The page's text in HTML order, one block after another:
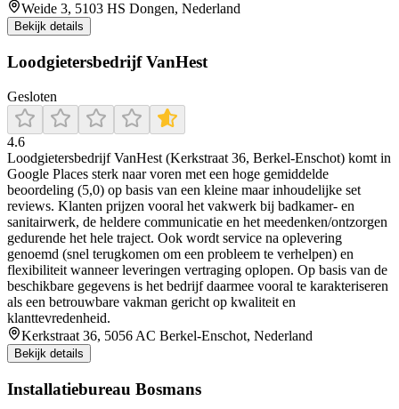
Weide 3, 5103 HS Dongen, Nederland
Bekijk details
Loodgietersbedrijf VanHest
Gesloten
4.6
Loodgietersbedrijf VanHest (Kerkstraat 36, Berkel-Enschot) komt in
Google Places sterk naar voren met een hoge gemiddelde
beoordeling (5,0) op basis van een kleine maar inhoudelijke set
reviews. Klanten prijzen vooral het vakwerk bij badkamer- en
sanitairwerk, de heldere communicatie en het meedenken/ontzorgen
gedurende het hele traject. Ook wordt service na oplevering
genoemd (snel terugkomen om een probleem te verhelpen) en
flexibiliteit wanneer leveringen vertraging oplopen. Op basis van de
beschikbare gegevens is het bedrijf daarmee vooral te karakteriseren
als een betrouwbare vakman gericht op kwaliteit en
klanttevredenheid.
Kerkstraat 36, 5056 AC Berkel-Enschot, Nederland
Bekijk details
Installatiebureau Bosmans